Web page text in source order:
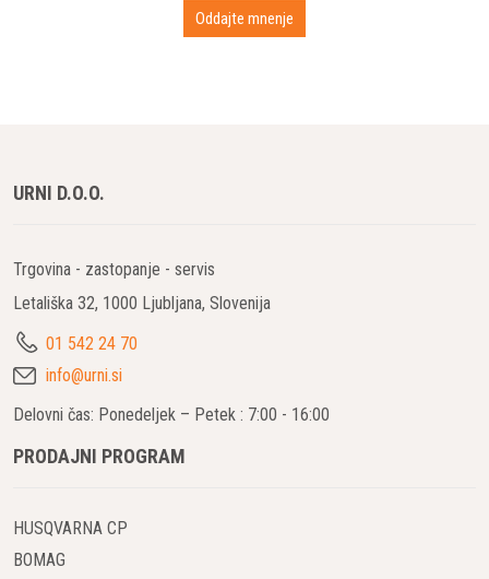
URNI D.O.O.
Trgovina - zastopanje - servis
Letališka 32, 1000 Ljubljana, Slovenija
01 542 24 70
info@urni.si
Delovni čas: Ponedeljek – Petek : 7:00 - 16:00
PRODAJNI PROGRAM
HUSQVARNA CP
BOMAG